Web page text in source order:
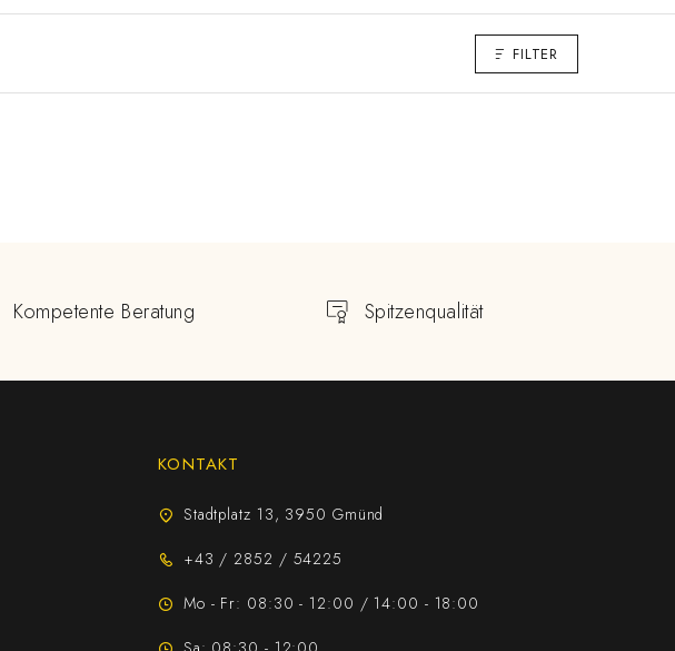
FILTER
Kompetente Beratung Spitzenqualität
KONTAKT
Stadtplatz 13, 3950 Gmünd
+43 / 2852 / 54225
Mo - Fr: 08:30 - 12:00 / 14:00 - 18:00